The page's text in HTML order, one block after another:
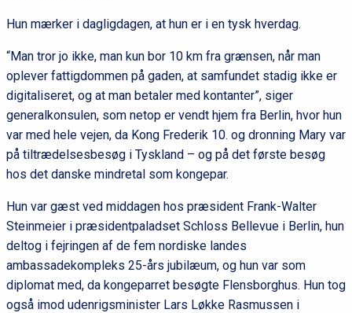
Hun mærker i dagligdagen, at hun er i en tysk hverdag.
“Man tror jo ikke, man kun bor 10 km fra grænsen, når man
oplever fattigdommen på gaden, at samfundet stadig ikke er
digitaliseret, og at man betaler med kontanter”, siger
generalkonsulen, som netop er vendt hjem fra Berlin, hvor hun
var med hele vejen, da Kong Frederik 10. og dronning Mary var
på tiltrædelsesbesøg i Tyskland – og på det første besøg
hos det danske mindretal som kongepar.
Hun var gæst ved middagen hos præsident Frank-Walter
Steinmeier i præsidentpaladset Schloss Bellevue i Berlin, hun
deltog i fejringen af de fem nordiske landes
ambassadekompleks 25-års jubilæum, og hun var som
diplomat med, da kongeparret besøgte Flensborghus. Hun tog
også imod udenrigsminister Lars Løkke Rasmussen i